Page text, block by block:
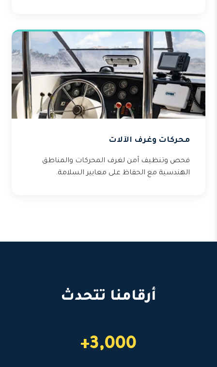
محركات وغرف الآلات
فحص وتنظيف آمن لغرف المحركات والمناطق
الهندسية مع الحفاظ على معايير السلامة.
أرقامنا تتحدث
3,000+